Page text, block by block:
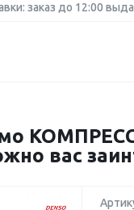
заказ до 12:00
вас